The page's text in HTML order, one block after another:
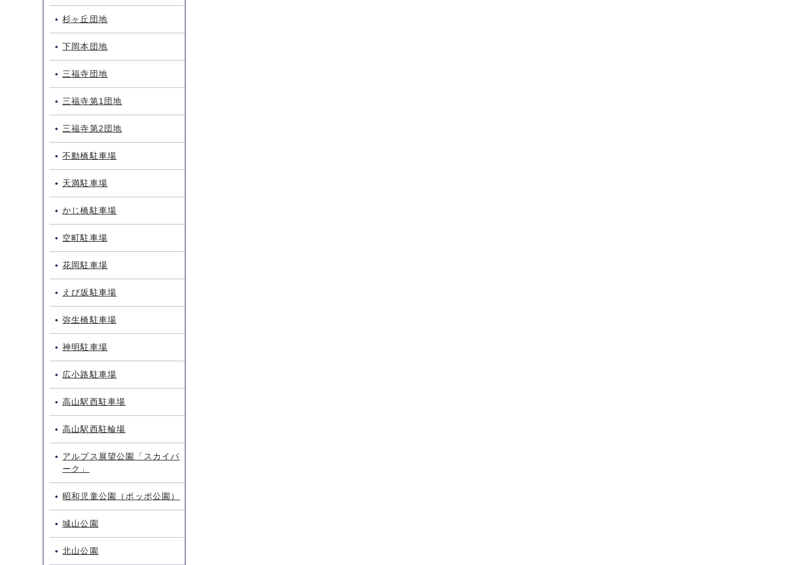
杉ヶ丘団地
下岡本団地
三福寺団地
三福寺第1団地
三福寺第2団地
不動橋駐車場
天満駐車場
かじ橋駐車場
空町駐車場
花岡駐車場
えび坂駐車場
弥生橋駐車場
神明駐車場
広小路駐車場
高山駅西駐車場
高山駅西駐輪場
アルプス展望公園「スカイパ
ーク」
昭和児童公園（ポッポ公園）
城山公園
北山公園